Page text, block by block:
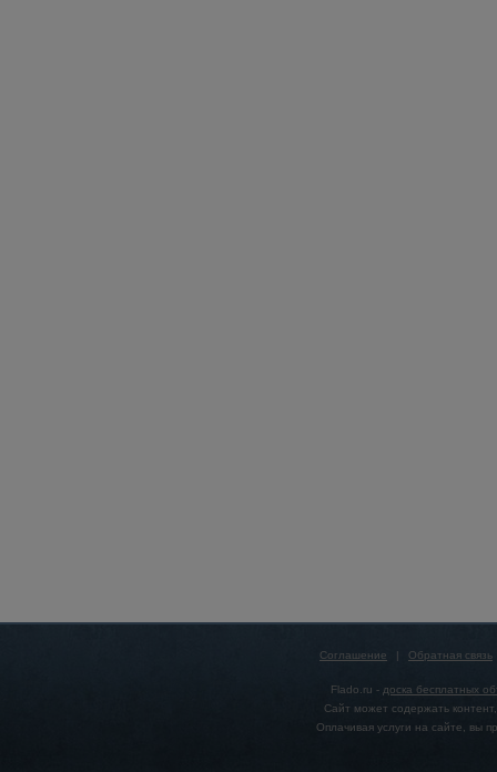
Соглашение | Обратная связь
Flado.ru - доска бесплатных
Сайт может содержать
Оплачивая услуги на сайте, вы